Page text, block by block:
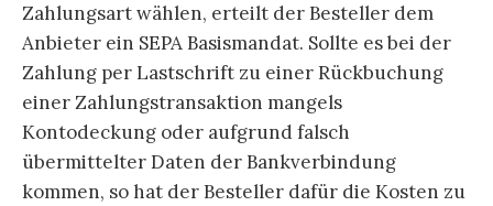
Zahlungsart wählen, erteilt der Besteller dem
Anbieter ein SEPA Basismandat. Sollte es bei der
Zahlung per Lastschrift zu einer Rückbuchung
einer Zahlungstransaktion mangels
Kontodeckung oder aufgrund falsch
übermittelter Daten der Bankverbindung
kommen, so hat der Besteller dafür die Kosten zu